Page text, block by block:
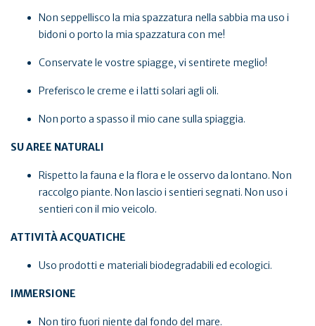
Non seppellisco la mia spazzatura nella sabbia ma uso i
bidoni o porto la mia spazzatura con me!
Conservate le vostre spiagge, vi sentirete meglio!
Preferisco le creme e i latti solari agli oli.
Non porto a spasso il mio cane sulla spiaggia.
SU AREE NATURALI
Rispetto la fauna e la flora e le osservo da lontano. Non
raccolgo piante. Non lascio i sentieri segnati. Non uso i
sentieri con il mio veicolo.
ATTIVITÀ ACQUATICHE
Uso prodotti e materiali biodegradabili ed ecologici.
IMMERSIONE
Non tiro fuori niente dal fondo del mare.